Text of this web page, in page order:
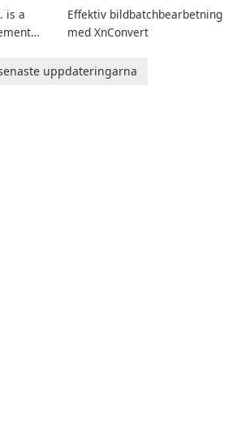
is a
Effektiv bildbatchbearbetning
med XnConvert
uppdateringarna